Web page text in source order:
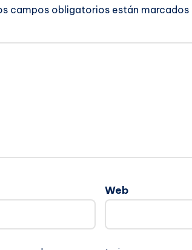
campos obligatorios están marcados
Web